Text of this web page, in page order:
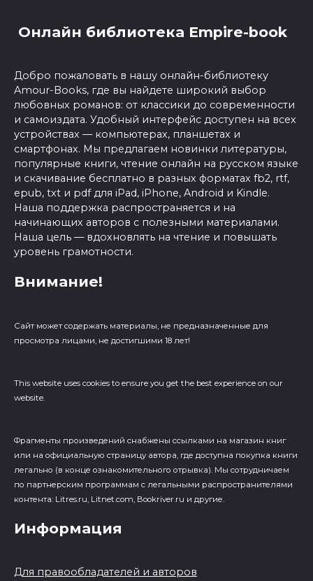
Онлайн библиотека Empire-book
Добро пожаловать в нашу онлайн-библиотеку
Amour-Books, где вы найдете широкий выбор
любовных романов: от классики до современности
и самоиздата. Удобный интерфейс доступен на всех
устройствах — компьютерах, планшетах и
смартфонах. Мы предлагаем новинки литературы,
популярные книги, чтение онлайн на русском языке
и скачивание бесплатно в разных форматах fb2, rtf,
epub, txt и pdf для iPad, iPhone, Android и Kindle.
Наша поддержка распространяется и на
начинающих авторов с полезными материалами.
Наша цель — вдохновлять на чтение и повышать
уровень грамотности.
Внимание!
Сайт может содержать материалы, не предназначенные для
просмотра лицами, не достигшими 18 лет!
This website uses cookies to ensure you get the best experience on our
website.
Фрагменты произведений cнабжены ссылками на магазин книг
или на официальную страницу автора, где доступна покупка книги
легально (в конце ознакомительного отрывка). Мы сотрудничаем
по партнерским программам с легальными распространителями
контента: Litres.ru, Litnet.com, Bookriver.ru и другие.
Информация
Для правообладателей и авторов